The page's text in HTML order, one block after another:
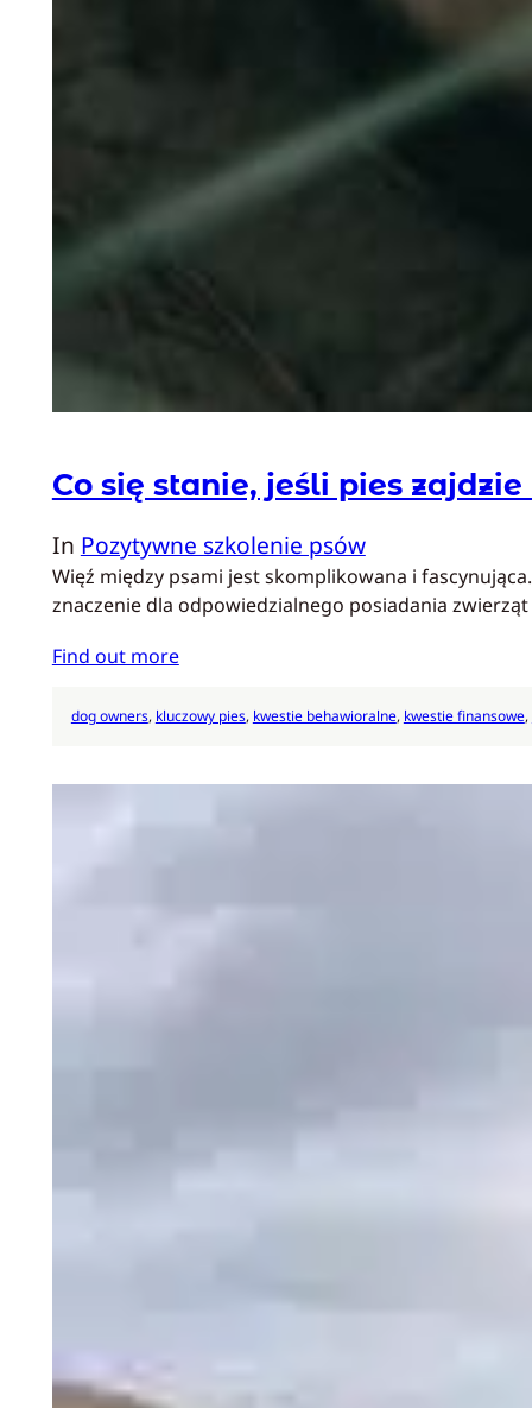
Co się stanie, jeśli pies
In Pozytywne szkolenie psów
Więź między psami jest skomplikowana i
znaczenie dla odpowiedzialnego posiadania
Find out more
dog owners, kluczowy pies, kwestie behawioralne, kwestie finansowe,